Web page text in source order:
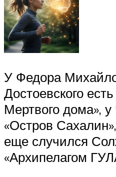
У Федора
Достоевского
Мертвого дома»,
«Остров
еще случился
«Архипелагом